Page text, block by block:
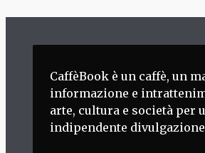
CaffèBook è un caffè, un
informazione e
arte, cultura e società per
indipendente